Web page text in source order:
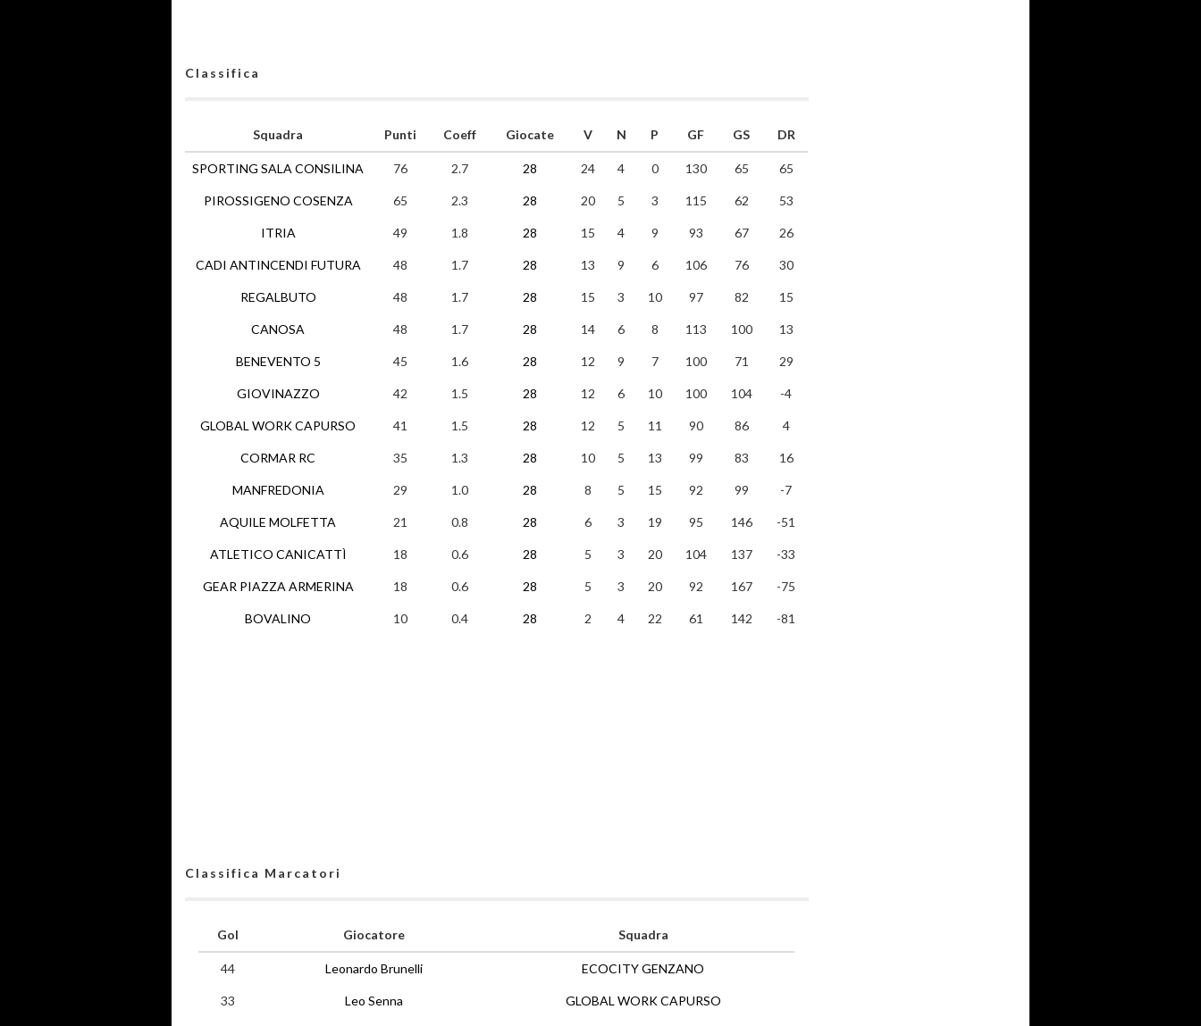
Classifica
Squadra
SPORTING SALA CONSILINA
PIROSSIGENO COSENZA
ITRIA
CADI ANTINCENDI FUTURA
REGALBUTO
CANOSA
BENEVENTO 5
GIOVINAZZO
GLOBAL WORK CAPURSO
CORMAR RC
MANFREDONIA
AQUILE MOLFETTA
ATLETICO CANICATTÌ
GEAR PIAZZA ARMERINA
BOVALINO
Punti Coeff Giocate V N P GF GS DR
76 2.7 28 24 4 0 130 65 65
65 2.3 28 20 5 3 115 62 53
49 1.8 28 15 4 9 93 67 26
48 1.7 28 13 9 6 106 76 30
48 1.7 28 15 3 10 97 82 15
48 1.7 28 14 6 8 113 100 13
45 1.6 28 12 9 7 100 71 29
42 1.5 28 12 6 10 100 104 -4
41 1.5 28 12 5 11 90 86 4
35 1.3 28 10 5 13 99 83 16
29 1.0 28 8 5 15 92 99 -7
21 0.8 28 6 3 19 95 146 -51
18 0.6 28 5 3 20 104 137 -33
18 0.6 28 5 3 20 92 167 -75
10 0.4 28 2 4 22 61 142 -81
Classifica Marcatori
Gol Giocatore Squadra
44 Leonardo Brunelli ECOCITY GENZANO
33 Leo Senna GLOBAL WORK CAPURSO